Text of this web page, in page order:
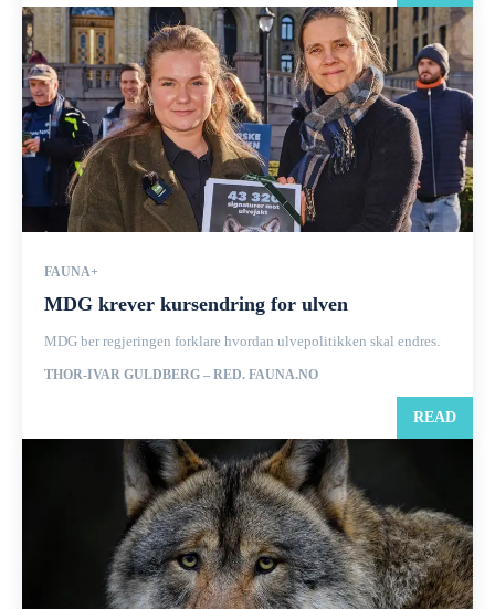
FAUNA+
MDG krever kursendring for ulven
MDG ber regjeringen forklare hvordan ulvepolitikken skal endres.
THOR-IVAR GULDBERG – RED. FAUNA.NO
READ